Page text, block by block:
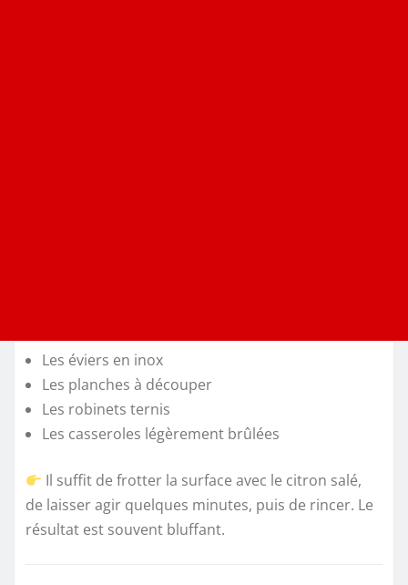
Les éviers en inox
Les planches à découper
Les robinets ternis
Les casseroles légèrement brûlées
Il suffit de frotter la surface avec le citron salé,
de laisser agir quelques minutes, puis de rincer. Le
résultat est souvent bluffant.